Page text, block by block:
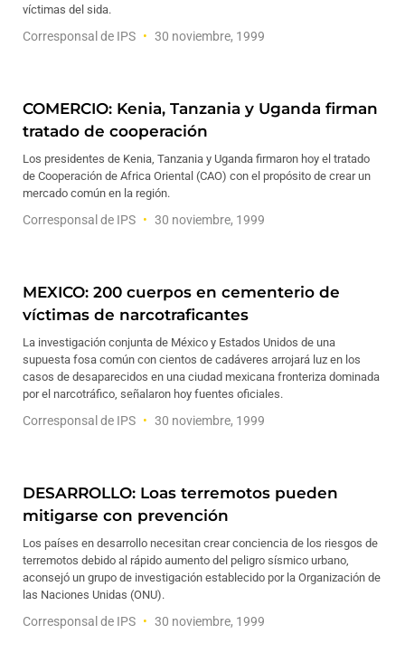
víctimas del sida.
Corresponsal de IPS 30 noviembre, 1999
COMERCIO: Kenia, Tanzania y Uganda firman
tratado de cooperación
Los presidentes de Kenia, Tanzania y Uganda firmaron hoy el tratado
de Cooperación de Africa Oriental (CAO) con el propósito de crear un
mercado común en la región.
Corresponsal de IPS 30 noviembre, 1999
MEXICO: 200 cuerpos en cementerio de
víctimas de narcotraficantes
La investigación conjunta de México y Estados Unidos de una
supuesta fosa común con cientos de cadáveres arrojará luz en los
casos de desaparecidos en una ciudad mexicana fronteriza dominada
por el narcotráfico, señalaron hoy fuentes oficiales.
Corresponsal de IPS 30 noviembre, 1999
DESARROLLO: Loas terremotos pueden
mitigarse con prevención
Los países en desarrollo necesitan crear conciencia de los riesgos de
terremotos debido al rápido aumento del peligro sísmico urbano,
aconsejó un grupo de investigación establecido por la Organización de
las Naciones Unidas (ONU).
Corresponsal de IPS 30 noviembre, 1999